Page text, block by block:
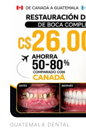
GUATEMALA DENTAL